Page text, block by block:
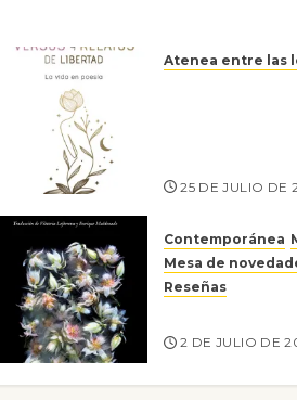
Atenea entre las
25 DE JULIO DE
Contemporánea
Mesa de
Reseñas
2 DE JULIO DE